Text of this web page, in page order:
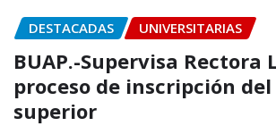
DESTACADAS UNIVERSITARIAS
BUAP.-Supervisa Rectora
proceso de inscripción
superior